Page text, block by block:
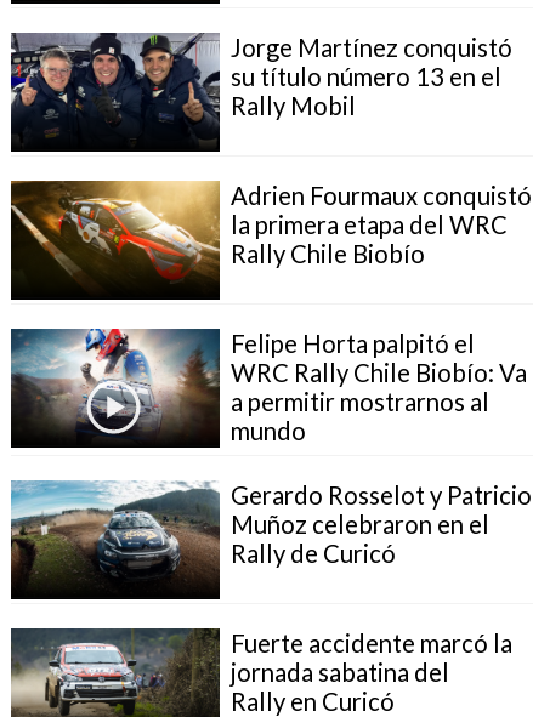
Jorge Martínez conquistó
su título número 13 en el
Rally Mobil
Adrien Fourmaux conquistó
la primera etapa del WRC
Rally Chile Biobío
Felipe Horta palpitó el
WRC Rally Chile Biobío: Va
a permitir mostrarnos al
mundo
Gerardo Rosselot y Patricio
Muñoz celebraron en el
Rally de Curicó
Fuerte accidente marcó la
jornada sabatina del
Rally en Curicó